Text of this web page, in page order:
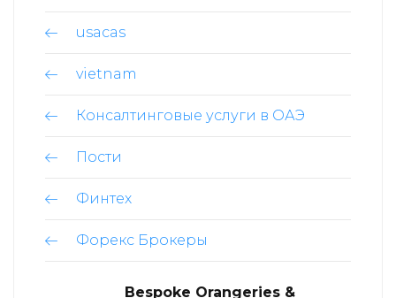
usacas
vietnam
Консалтинговые услуги в ОАЭ
Пости
Финтех
Форекс Брокеры
Bespoke Orangeries &